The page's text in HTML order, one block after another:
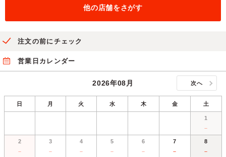
他の店舗をさがす
注文の前にチェック
営業日カレンダー
2026年08月 次へ
日 月 火 水 木 金 土
1
－
2
－
3
－
4
－
5
－
6
－
7
－
8
－